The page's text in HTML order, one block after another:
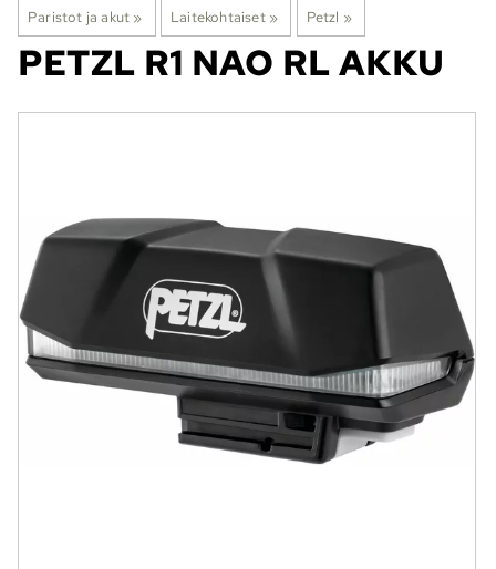
Paristot ja akut ‪» Laitekohtaiset ‪» Petzl ‪»
PETZL R1 NAO RL AKKU